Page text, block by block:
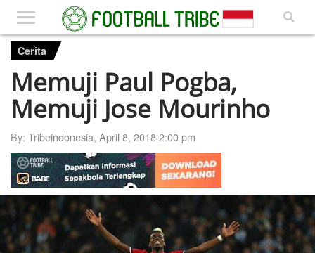
Cerita
Memuji Paul Pogba,
Memuji Jose Mourinho
By: Tribeindonesia, April 8, 2018 2:00 pm